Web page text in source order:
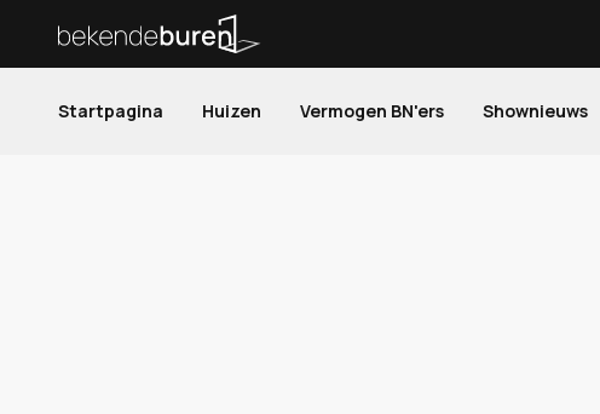
Startpagina Huizen Vermogen BN'ers Shownieuws